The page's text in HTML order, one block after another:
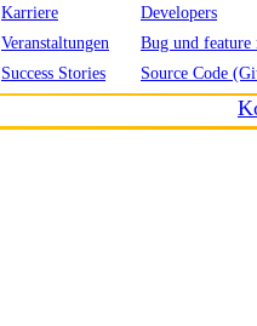
Karriere
Veranstaltungen
Success Stories
Developers
Bug und feature
Source Code